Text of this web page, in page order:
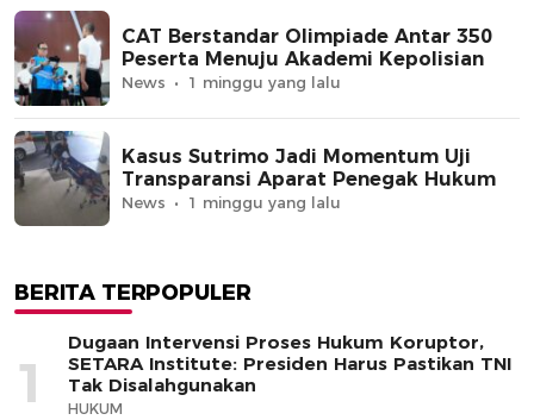
CAT Berstandar Olimpiade Antar 350
Peserta Menuju Akademi Kepolisian
News 1 minggu yang lalu
Kasus Sutrimo Jadi Momentum Uji
Transparansi Aparat Penegak Hukum
News 1 minggu yang lalu
BERITA TERPOPULER
1
Dugaan Intervensi Proses Hukum Koruptor,
SETARA Institute: Presiden Harus Pastikan TNI
Tak Disalahgunakan
HUKUM